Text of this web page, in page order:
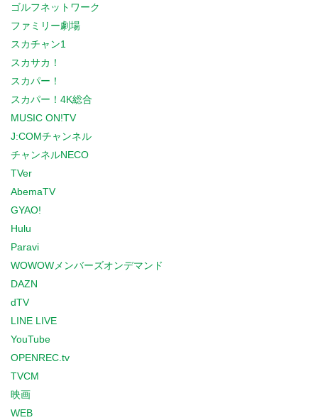
ゴルフネットワーク
ファミリー劇場
スカチャン1
スカサカ！
スカパー！
スカパー！4K総合
MUSIC ON!TV
J:COMチャンネル
チャンネルNECO
TVer
AbemaTV
GYAO!
Hulu
Paravi
WOWOWメンバーズオンデマンド
DAZN
dTV
LINE LIVE
YouTube
OPENREC.tv
TVCM
映画
WEB